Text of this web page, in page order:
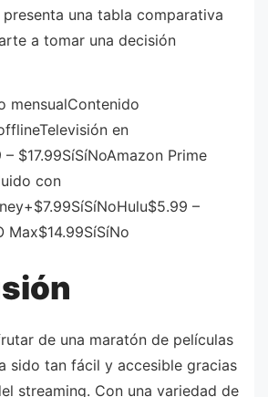
una tabla comparativa
a tomar una decisión
mensualContenido
en
$17.99SíSíNoAmazon Prime
con
–
Max$14.99SíSíNo
de una maratón de películas
sido tan fácil y accesible gracias
streaming. Con una variedad de